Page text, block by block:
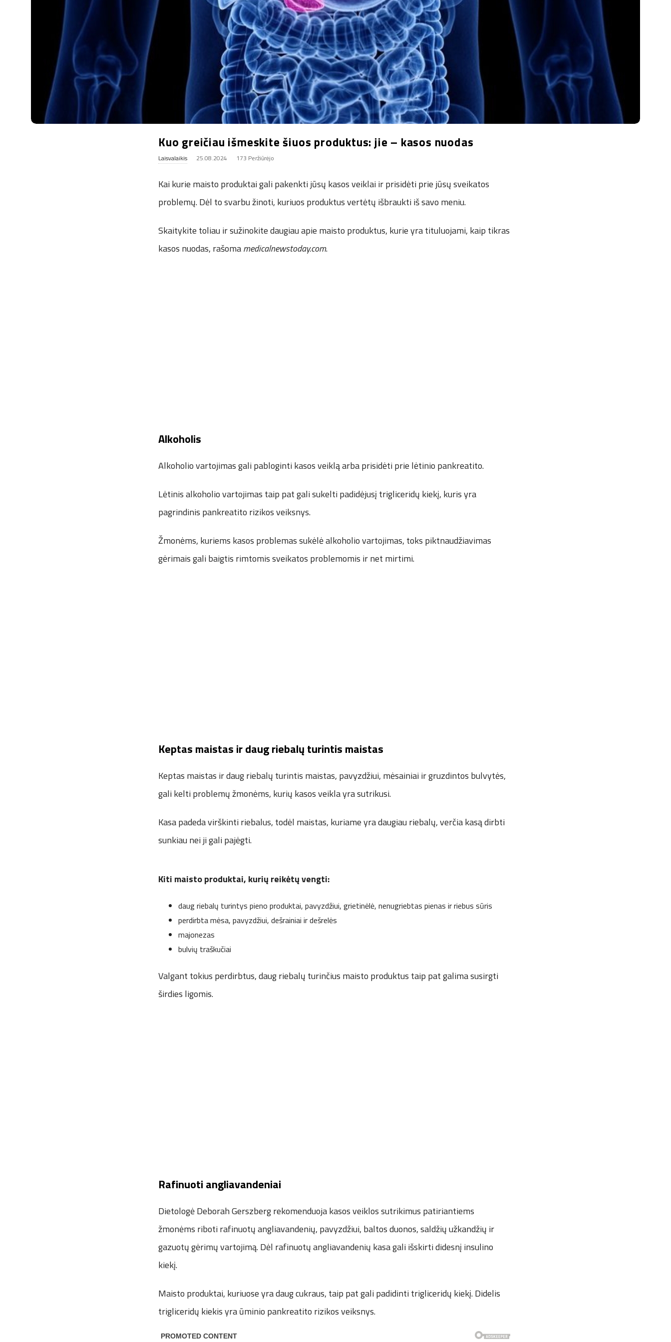
Kuo greičiau išmeskite šiuos produktus: jie – kasos nuodas
Laisvalaikis 25.08.2024 173 Peržiūrėjo
Kai kurie maisto produktai gali pakenkti jūsų kasos veiklai ir prisidėti prie jūsų sveikatos
problemų. Dėl to svarbu žinoti, kuriuos produktus vertėtų išbraukti iš savo meniu.
Skaitykite toliau ir sužinokite daugiau apie maisto produktus, kurie yra tituluojami, kaip tikras
kasos nuodas, rašomamedicalnewstoday.com.
Alkoholis
Alkoholio vartojimas gali pabloginti kasos veiklą arba prisidėti prie lėtinio pankreatito.
Lėtinis alkoholio vartojimas taip pat gali sukelti padidėjusį trigliceridų kiekį, kuris yra
pagrindinis pankreatito rizikos veiksnys.
Žmonėms, kuriems kasos problemas sukėlė alkoholio vartojimas, toks piktnaudžiavimas
gėrimais gali baigtis rimtomis sveikatos problemomis ir net mirtimi.
Keptas maistas ir daug riebalų turintis maistas
Keptas maistas ir daug riebalų turintis maistas, pavyzdžiui, mėsainiai ir gruzdintos bulvytės,
gali kelti problemų žmonėms, kurių kasos veikla yra sutrikusi.
Kasa padeda virškinti riebalus, todėl maistas, kuriame yra daugiau riebalų, verčia kasą dirbti
sunkiau nei ji gali pajėgti.
Kiti maisto produktai, kurių reikėtų vengti:
daug riebalų turintys pieno produktai, pavyzdžiui, grietinėlė, nenugriebtas pienas ir riebus sūris
perdirbta mėsa, pavyzdžiui, dešrainiai ir dešrelės
majonezas
bulvių traškučiai
Valgant tokius perdirbtus, daug riebalų turinčius maisto produktus taip pat galima susirgti
širdies ligomis.
Rafinuoti angliavandeniai
Dietologė Deborah Gerszberg rekomenduoja kasos veiklos sutrikimus patiriantiems
žmonėms riboti rafinuotų angliavandenių, pavyzdžiui, baltos duonos, saldžių užkandžių ir
gazuotų gėrimų vartojimą. Dėl rafinuotų angliavandenių kasa gali išskirti didesnį insulino
kiekį.
Maisto produktai, kuriuose yra daug cukraus, taip pat gali padidinti trigliceridų kiekį. Didelis
trigliceridų kiekis yra ūminio pankreatito rizikos veiksnys.